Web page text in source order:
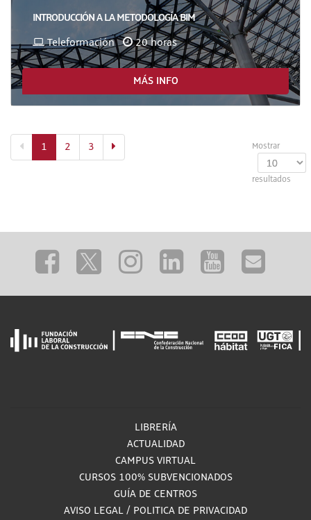
INTRODUCCIÓN A LA METODOLOGÍA BIM
Teleformación 20 horas
MÁS INFO
Mostrar
resultados
1 (actual)
2 3
LIBRERÍA
ACTUALIDAD
CAMPUS VIRTUAL
CURSOS 100% SUBVENCIONADOS
GUÍA DE CENTROS
AVISO LEGAL / POLITICA DE PRIVACIDAD